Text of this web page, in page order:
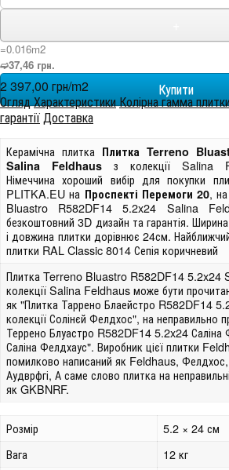
=0.016m2
➫37,46 грн.
2 397,00 грн/m2
ОглядХарактеристикиКолірна гамма
гарантії Доставка
Керамічна плитка Плитка Terreno
Salina Feldhaus з колекції Salina
Німеччина хороший вибір для покупки
PLITKA.EU на Проспекті Перемоги 20,
Bluastro R582DF14 5.2x24 Salina
безкоштовний 3D дизайн та гарантія.
і довжина плитки дорівнює 24см.
плитки RAL Classic 8014 Сепія коричневий
Плитка Terreno Bluastro R582DF14 5.2x24
колекції Salina Feldhaus може бути
як "Плитка Таррено Блаейстро R582DF14
колекції Солінєй Фелдхос", на неправильно
Террено Блуастро R582DF14 5.2x24 Саліна
Саліна Фелдхаус". Виробник цієї плитки
помилково написаний як Feldhaus, Фелдхос,
Аудврфгі, А саме слово плитка на
як GKBNRF.
Розмір
5.2 × 24 см
Вага
12 кг